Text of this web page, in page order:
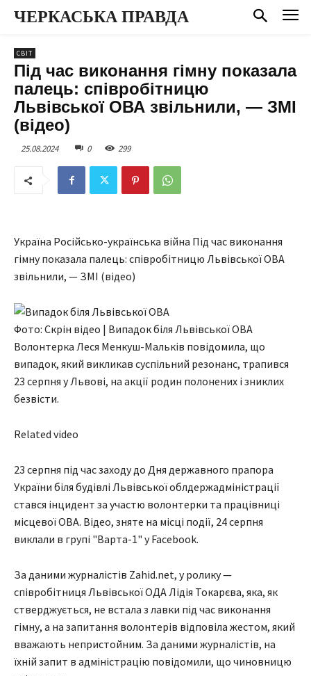
ЧЕРКАСЬКА ПРАВДА
СВІТ
Під час виконання гімну показала
палець: співробітницю
Львівської ОВА звільнили, — ЗМІ
(відео)
25.08.2024 0 299
Україна Російсько-українська війна Під час виконання
гімну показала палець: співробітницю Львівської ОВА
звільнили, — ЗМІ (відео)
Фото: Скрін відео | Випадок біля Львівської ОВА
Волонтерка Леся Менкуш-Мальків повідомила, що
випадок, який викликав суспільний резонанс, трапився
23 серпня у Львові, на акції родин полонених і зниклих
безвісти.
Related video
23 серпня під час заходу до Дня державного прапора
України біля будівлі Львівської облдержадміністрації
стався інцидент за участю волонтерки та працівниці
місцевої ОВА. Відео, зняте на місці події, 24 серпня
виклали в групі "Варта-1" у Facebook.
За даними журналістів Zahid.net, у ролику —
співробітниця Львівської ОДА Лідія Токарєва, яка, як
стверджується, не встала з лавки під час виконання
гімну, а на запитання волонтерів відповіла жестом, який
вважають непристойним. За даними журналістів, на
їхній запит в адміністрацію повідомили, що чиновницю